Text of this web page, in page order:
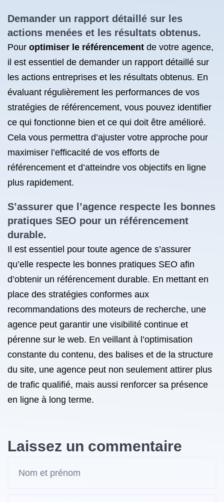
Demander un rapport détaillé sur les
actions menées et les résultats obtenus.
Pour optimiser le référencement de votre agence,
il est essentiel de demander un rapport détaillé sur
les actions entreprises et les résultats obtenus. En
évaluant régulièrement les performances de vos
stratégies de référencement, vous pouvez identifier
ce qui fonctionne bien et ce qui doit être amélioré.
Cela vous permettra d’ajuster votre approche pour
maximiser l’efficacité de vos efforts de
référencement et d’atteindre vos objectifs en ligne
plus rapidement.
S’assurer que l’agence respecte les bonnes
pratiques SEO pour un référencement
durable.
Il est essentiel pour toute agence de s’assurer
qu’elle respecte les bonnes pratiques SEO afin
d’obtenir un référencement durable. En mettant en
place des stratégies conformes aux
recommandations des moteurs de recherche, une
agence peut garantir une visibilité continue et
pérenne sur le web. En veillant à l’optimisation
constante du contenu, des balises et de la structure
du site, une agence peut non seulement attirer plus
de trafic qualifié, mais aussi renforcer sa présence
en ligne à long terme.
Laissez un commentaire